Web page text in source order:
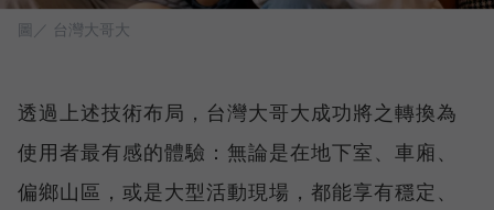
圖／ 台灣大哥大
透過上述技術布局，台灣大哥大成功將之轉換為
使用者最有感的體驗：無論是在地下室、車廂、
偏鄉山區，或是大型活動現場，都能享有穩定、